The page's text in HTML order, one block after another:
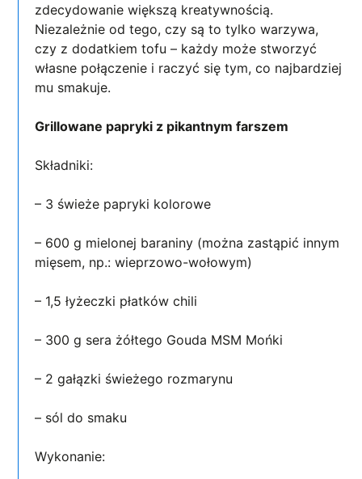
zdecydowanie większą kreatywnością.
Niezależnie od tego, czy są to tylko warzywa,
czy z dodatkiem tofu – każdy może stworzyć
własne połączenie i raczyć się tym, co najbardziej
mu smakuje.
Grillowane papryki z pikantnym farszem
Składniki:
– 3 świeże papryki kolorowe
– 600 g mielonej baraniny (można zastąpić innym
mięsem, np.: wieprzowo-wołowym)
– 1,5 łyżeczki płatków chili
– 300 g sera żółtego Gouda MSM Mońki
– 2 gałązki świeżego rozmarynu
– sól do smaku
Wykonanie: